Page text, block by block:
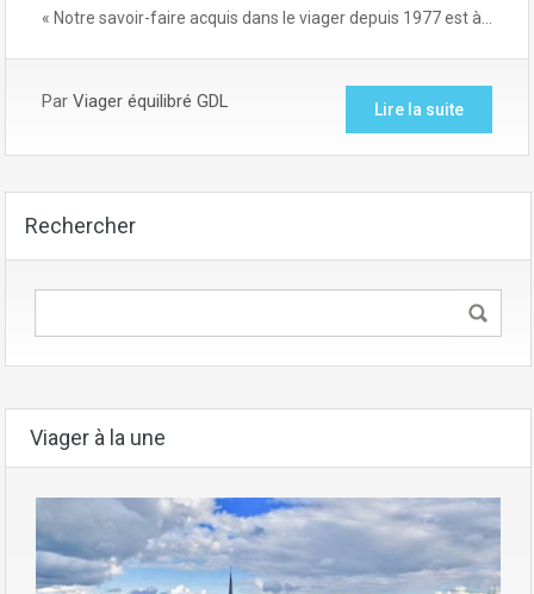
« Notre savoir-faire acquis dans le viager depuis 1977 est à…
Par Viager équilibré GDL Lire la suite
Rechercher
Viager à la une